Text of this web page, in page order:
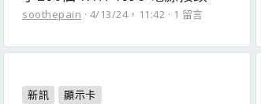
soothepain 4/13/24，11:42 1 留言
新訊 顯示卡